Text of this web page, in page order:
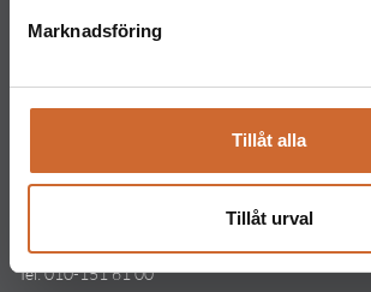
Marknadsföring
Tillåt alla
Tillåt urval
Maskinparken Sverige AB
Huvudkontor
Ritarslingan 4, Arninge Industriområde
Tel:010-151 61 00